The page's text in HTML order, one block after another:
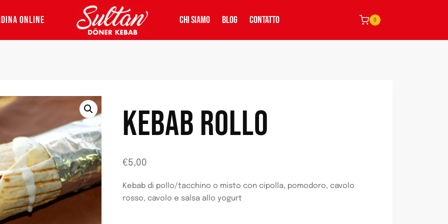
ONLINE CHI SIAMO BLOG CONTATTO 0
KEBAB ROLLO
€5,00
Kebab di pollo/tacchino o misto con cipolla, pomodoro, cavolo
rosso, cavolo e salsa allo yogurt